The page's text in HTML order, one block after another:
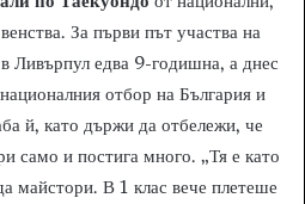
За първи път участва на
Ливърпул едва 9-годишна, а днес
отбор на България и
й, като държи да отбележи, че
само и постига много. „Тя е като
майстори. В 1 клас вече плетеше